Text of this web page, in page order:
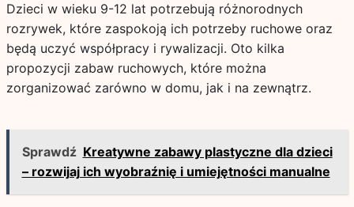
Dzieci w wieku 9-12 lat potrzebują różnorodnych
rozrywek, które zaspokoją ich potrzeby ruchowe oraz
będą uczyć współpracy i rywalizacji. Oto kilka
propozycji zabaw ruchowych, które można
zorganizować zarówno w domu, jak i na zewnątrz.
Sprawdź Kreatywne zabawy plastyczne dla dzieci
– rozwijaj ich wyobraźnię i umiejętności manualne